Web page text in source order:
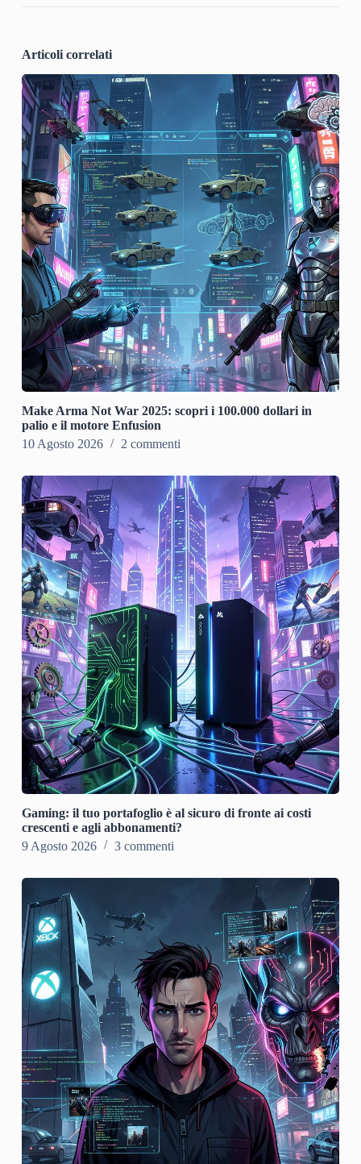
Articoli correlati
Make Arma Not War 2025: scopri i 100.000 dollari in
palio e il motore Enfusion
10 Agosto 2026
2 commenti
Gaming: il tuo portafoglio è al sicuro di fronte ai costi
crescenti e agli abbonamenti?
9 Agosto 2026
3 commenti